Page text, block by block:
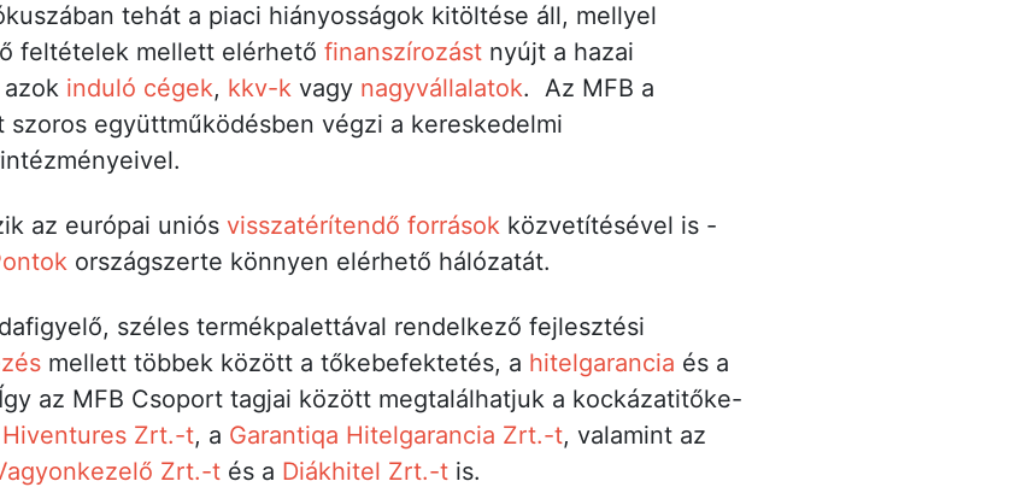
tehát a piaci hiányosságok kitöltése áll, mellyel
feltételek mellett elérhető finanszírozástnyújt a hazai
induló cégek, kkv-kvagy nagyvállalatok. Az MFB a
együttműködésben végzi a kereskedelmi
az európai uniós visszatérítendő forrásokközvetítésével is -
országszerte könnyen elérhető hálózatát.
széles termékpalettával rendelkező fejlesztési
mellett többek között a tőkebefektetés, a hitelgarancia és a
az MFB Csoport tagjai között megtalálhatjuk a kockázatitőke-
Hiventures Zrt.-t, a Garantiqa Hitelgarancia Zrt.-t, valamint az
Zrt.-tés a Diákhitel Zrt.-tis.